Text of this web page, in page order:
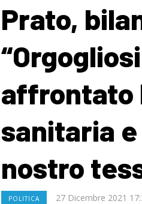
Prato,
affrontato
sanitaria
nostro
POLITICA 27 Dicembre 2021